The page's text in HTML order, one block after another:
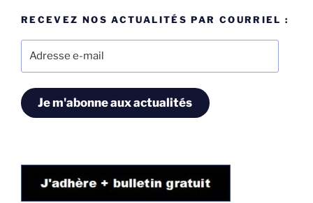
RECEVEZ NOS ACTUALITÉS PAR COURRIEL :
Je m'abonne aux actualités